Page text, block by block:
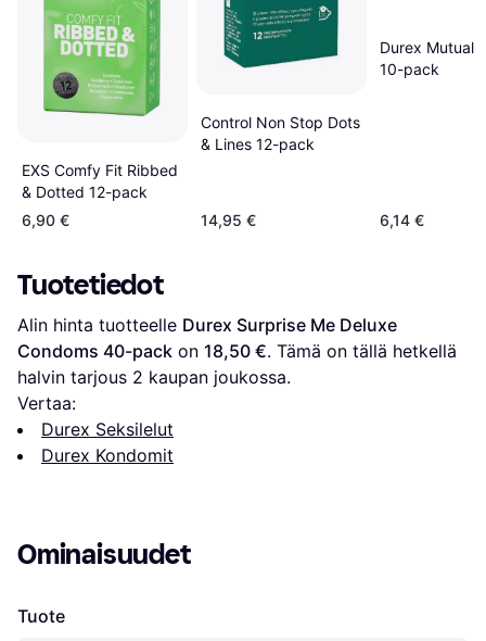
EXS Comfy Fit Ribbed
& Dotted 12-pack
6,90 €
Control Non Stop Dots
& Lines 12-pack
14,95 €
Durex Mutual
10-pack
6,14 €
Tuotetiedot
Alin hinta tuotteelle Durex Surprise Me Deluxe
Condoms 40-pack on 18,50 €. Tämä on tällä hetkellä
halvin tarjous 2 kaupan joukossa.
Vertaa:
Durex Seksilelut
Durex Kondomit
Ominaisuudet
Tuote